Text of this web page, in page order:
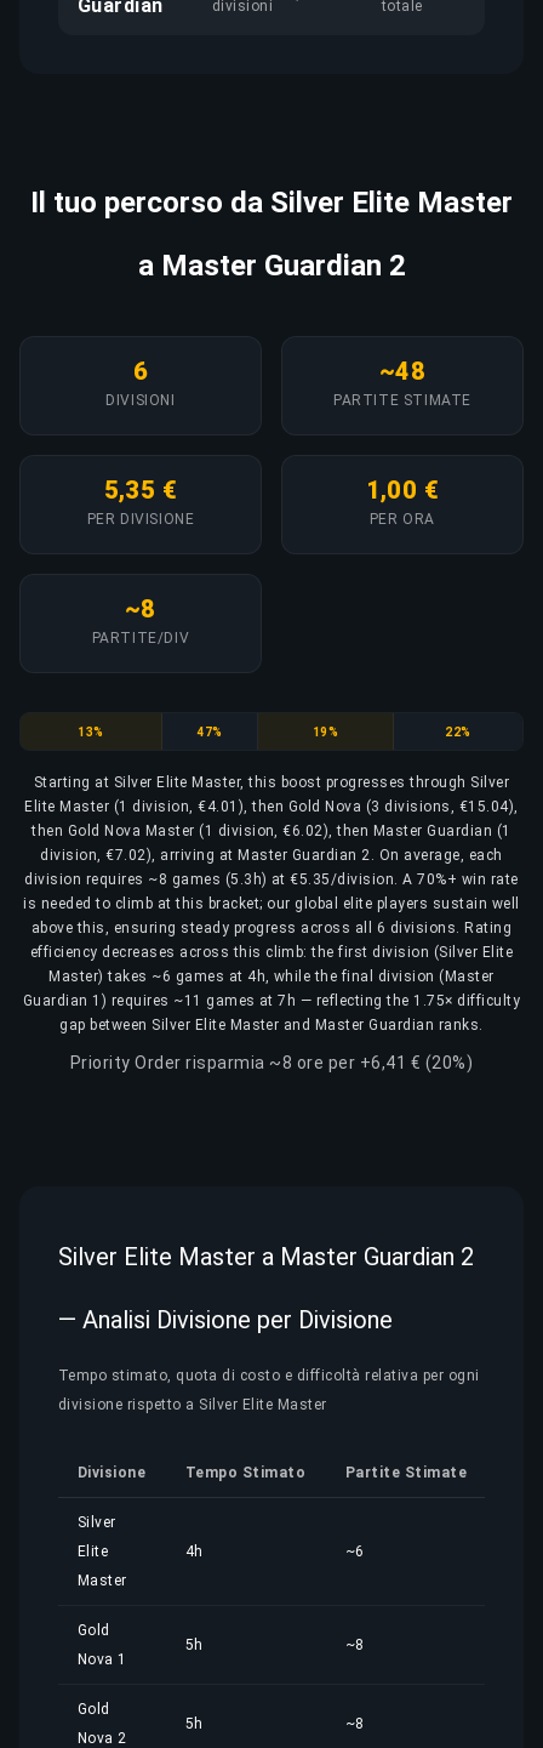
Guardian divisioni totale
Il tuo percorso da Silver Elite Master
a Master Guardian 2
6
DIVISIONI
~48
PARTITE STIMATE
5,35 €
PER DIVISIONE
1,00 €
PER ORA
~8
PARTITE/DIV
Silver Elite Master
13% Gold Nova
47% Gold Nova Master
19% Master Guardian
22%
Starting at Silver Elite Master, this boost progresses through Silver
Elite Master (1 division, €4.01), then Gold Nova (3 divisions, €15.04),
then Gold Nova Master (1 division, €6.02), then Master Guardian (1
division, €7.02), arriving at Master Guardian 2. On average, each
division requires ~8 games (5.3h) at €5.35/division. A 70%+ win rate
is needed to climb at this bracket; our global elite players sustain well
above this, ensuring steady progress across all 6 divisions. Rating
efficiency decreases across this climb: the first division (Silver Elite
Master) takes ~6 games at 4h, while the final division (Master
Guardian 1) requires ~11 games at 7h — reflecting the 1.75× difficulty
gap between Silver Elite Master and Master Guardian ranks.
Priority Order risparmia ~8 ore per +6,41 € (20%)
Silver Elite Master a Master Guardian 2
— Analisi Divisione per Divisione
Tempo stimato, quota di costo e difficoltà relativa per ogni
divisione rispetto a Silver Elite Master
Divisione Tempo Stimato Partite Stimate
Silver
Elite
Master
4h ~6
Gold
Nova 1
5h ~8
Gold
Nova 2
5h ~8